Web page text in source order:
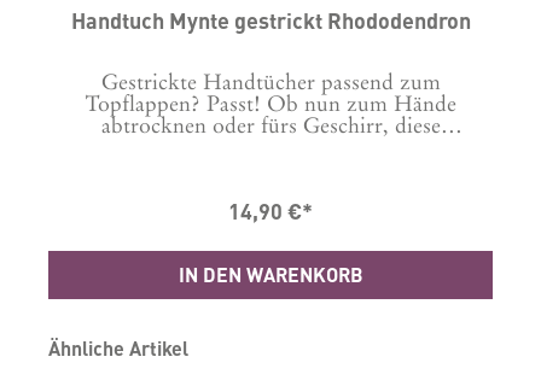
Handtuch Mynte gestrickt Rhododendron
Gestrickte Handtücher passend zum
Topflappen? Passt! Ob nun zum Hände
abtrocknen oder fürs Geschirr, diese
14,90 €*
IN DEN WARENKORB
Produktgalerie überspringen
Ähnliche Artikel